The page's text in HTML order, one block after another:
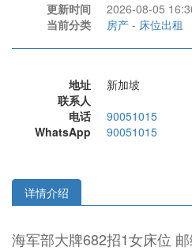
更新时间
2026-08-05
当前分类
房产 - 床位出租
地址
新加坡
联系人
电话
90051015
WhatsApp
90051015
详情介绍
海军部大牌682招1女床位